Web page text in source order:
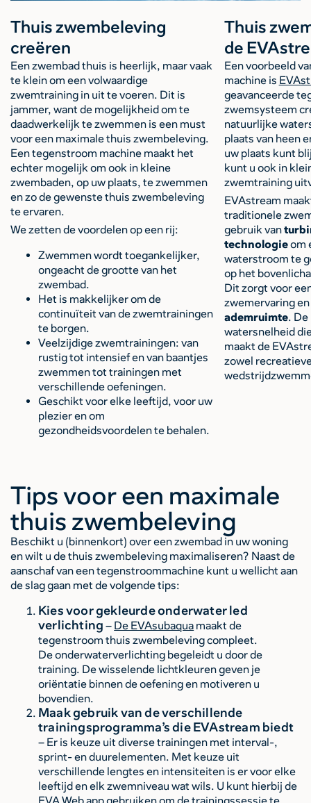
Thuis zwembeleving
creëren
Een zwembad thuis is heerlijk, maar vaak
te klein om een volwaardige
zwemtraining in uit te voeren. Dit is
jammer, want de mogelijkheid om te
daadwerkelijk te zwemmen is een must
voor een maximale thuis zwembeleving.
Een tegenstroom machine maakt het
echter mogelijk om ook in kleine
zwembaden, op uw plaats, te zwemmen
en zo de gewenste thuis zwembeleving
te ervaren.
We zetten de voordelen op een rij:
Zwemmen wordt toegankelijker,
ongeacht de grootte van het
zwembad.
Het is makkelijker om de
continuïteit van de zwemtrainingen
te borgen.
Veelzijdige zwemtrainingen: van
rustig tot intensief en van baantjes
zwemmen tot trainingen met
verschillende oefeningen.
Geschikt voor elke leeftijd, voor uw
plezier en om
gezondheidsvoordelen te behalen.
Thuis
de
Een voorbeeld
machine is
geavanceerde
zwemsysteem
natuurlijke
plaats van heen
uw plaats kunt
kunt u ook in
zwemtraining
EVAstream
traditionele
gebruik van
technologieom
waterstroom te
op het
Dit zorgt voor
zwemervaring en
ademruimte. De
watersnelheid
maakt de
zowel
Tips voor een maximale
thuis zwembeleving
Beschikt u (binnenkort) over een zwembad in uw woning
en wilt u de thuis zwembeleving maximaliseren? Naast de
aanschaf van een tegenstroommachine kunt u wellicht aan
de slag gaan met de volgende tips:
Kies voor gekleurde onderwater led
verlichting – De EVAsubaqua maakt de
tegenstroom thuis zwembeleving compleet.
De onderwaterverlichting begeleidt u door de
training. De wisselende lichtkleuren geven je
oriëntatie binnen de oefening en motiveren u
bovendien.
Maak gebruik van de verschillende
trainingsprogramma’s die EVAstream biedt
– Er is keuze uit diverse trainingen met interval-,
sprint- en duurelementen. Met keuze uit
verschillende lengtes en intensiteiten is er voor elke
leeftijd en elk zwemniveau wat wils. U kunt hierbij de
EVA Web app gebruiken om de trainingssessie te